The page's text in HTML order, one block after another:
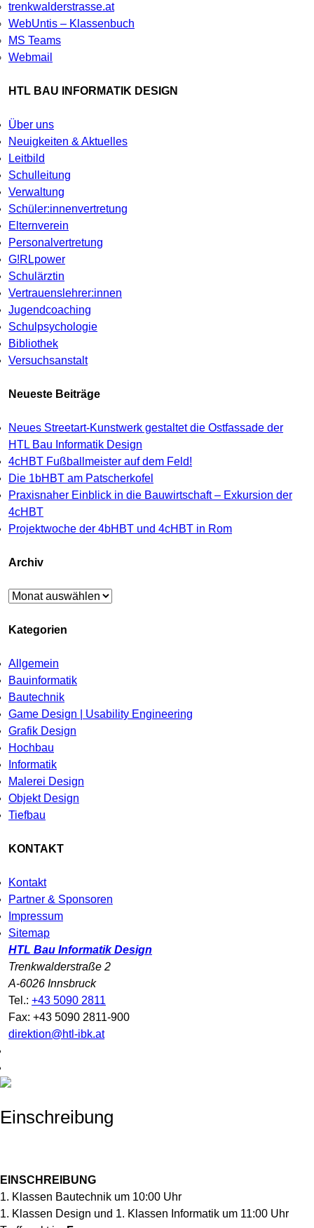
trenkwalderstrasse.at
WebUntis – Klassenbuch
MS Teams
Webmail
HTL BAU INFORMATIK DESIGN
Über uns
Neuigkeiten & Aktuelles
Leitbild
Schulleitung
Verwaltung
Schüler:innenvertretung
Elternverein
Personalvertretung
G!RLpower
Schulärztin
Vertrauenslehrer:innen
Jugendcoaching
Schulpsychologie
Bibliothek
Versuchsanstalt
Neueste Beiträge
Neues Streetart-Kunstwerk gestaltet die Ostfassade der
HTL Bau Informatik Design
4cHBT Fußballmeister auf dem Feld!
Die 1bHBT am Patscherkofel
Praxisnaher Einblick in die Bauwirtschaft – Exkursion der
4cHBT
Projektwoche der 4bHBT und 4cHBT in Rom
Archiv
Archiv
Kategorien
Allgemein
Bauinformatik
Bautechnik
Game Design | Usability Engineering
Grafik Design
Hochbau
Informatik
Malerei Design
Objekt Design
Tiefbau
KONTAKT
Kontakt
Partner & Sponsoren
Impressum
Sitemap
HTL Bau Informatik Design
Trenkwalderstraße 2
A-6026 Innsbruck
Tel.: +43 5090 2811
Fax: +43 5090 2811-900
direktion@htl-ibk.at
Einschreibung
EINSCHREIBUNG
1. Klassen Bautechnik um 10:00 Uhr
1. Klassen Design und 1. Klassen Informatik um 11:00 Uhr